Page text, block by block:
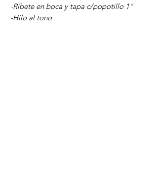
-Ribete en boca y tapa c/popotillo 1"
-Hilo al tono